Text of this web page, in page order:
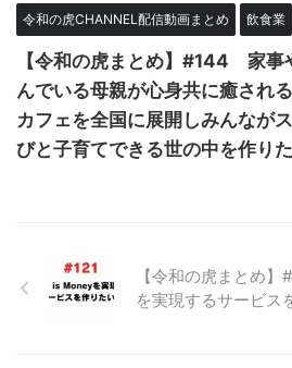
令和の虎CHANNEL配信動画まとめ 飲食業
【令和の虎まとめ】#144 家事
んでいる母親が心身共に癒され
カフェを全国に展開しみんなが
びと子育てできる世の中を作りた
【令和の虎まとめ
を実現するサービス